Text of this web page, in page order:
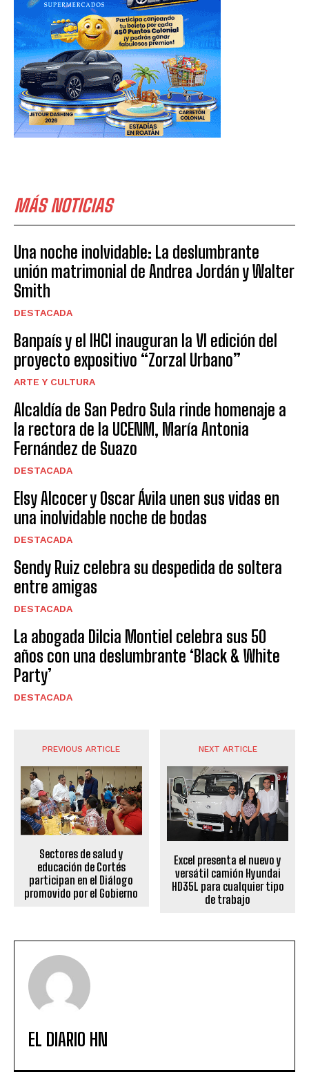
MÁS NOTICIAS
Una noche inolvidable: La deslumbrante
unión matrimonial de Andrea Jordán y Walter
Smith
DESTACADA
Banpaís y el IHCI inauguran la VI edición del
proyecto expositivo “Zorzal Urbano”
ARTE Y CULTURA
Alcaldía de San Pedro Sula rinde homenaje a
la rectora de la UCENM, María Antonia
Fernández de Suazo
DESTACADA
Elsy Alcocer y Oscar Ávila unen sus vidas en
una inolvidable noche de bodas
DESTACADA
Sendy Ruiz celebra su despedida de soltera
entre amigas
DESTACADA
La abogada Dilcia Montiel celebra sus 50
años con una deslumbrante ‘Black & White
Party’
DESTACADA
PREVIOUS ARTICLE
Sectores de salud y
educación de Cortés
participan en el Diálogo
promovido por el Gobierno
NEXT ARTICLE
Excel presenta el nuevo y
versátil camión Hyundai
HD35L para cualquier tipo
de trabajo
EL DIARIO HN